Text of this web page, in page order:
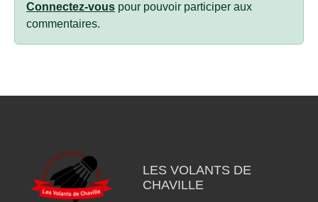
Connectez-vous pour pouvoir participer aux
commentaires.
LES VOLANTS DE
CHAVILLE